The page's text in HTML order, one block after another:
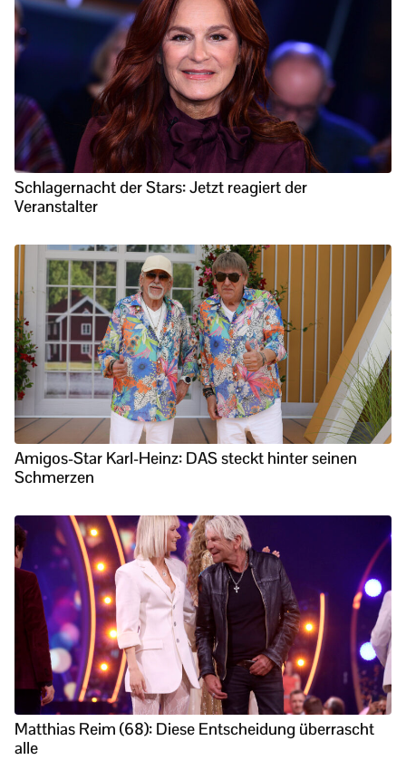
Schlagernacht der Stars: Jetzt reagiert der
Veranstalter
Amigos-Star Karl-Heinz: DAS steckt hinter seinen
Schmerzen
Matthias Reim (68): Diese Entscheidung überrascht
alle